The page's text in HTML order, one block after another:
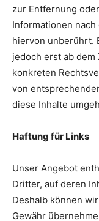
zur Entfernung
Informationen
hiervon unberührt.
jedoch erst ab
konkreten
von
diese Inhalte
Haftung für Links
Unser Angebot
Dritter, auf deren
Deshalb können
Gewähr